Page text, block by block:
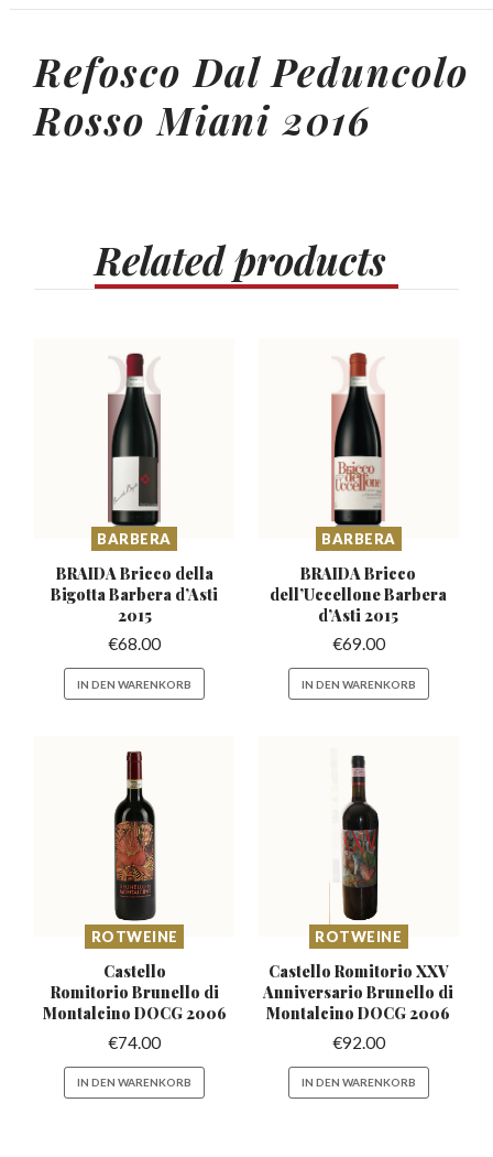
Refosco Dal Peduncolo
Rosso Miani 2016
Relatedproducts
BARBERA
BRAIDA Bricco della
BigottaBarbera d’Asti
2015
€68.00
IN DEN WARENKORB
BARBERA
BRAIDA Bricco
dell’UccelloneBarbera
d’Asti 2015
€69.00
IN DEN WARENKORB
ROTWEINE
Castello
Romitorio Brunello di
Montalcino DOCG 2006
€74.00
IN DEN WARENKORB
ROTWEINE
Castello Romitorio XXV
AnniversarioBrunello di
Montalcino DOCG 2006
€92.00
IN DEN WARENKORB